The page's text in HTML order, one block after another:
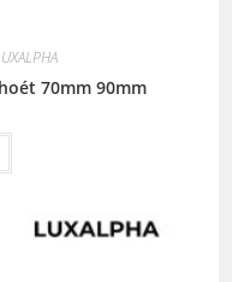
70mm 90mm